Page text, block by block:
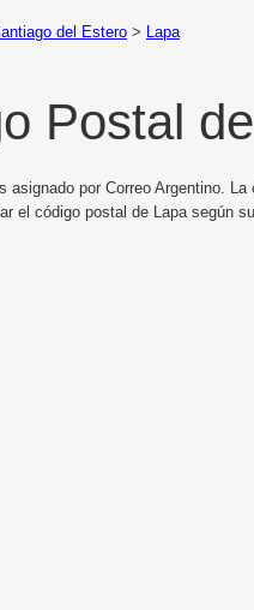
del Estero > Lapa
Postal
asignado por Correo Argentino.
el código postal de Lapa según